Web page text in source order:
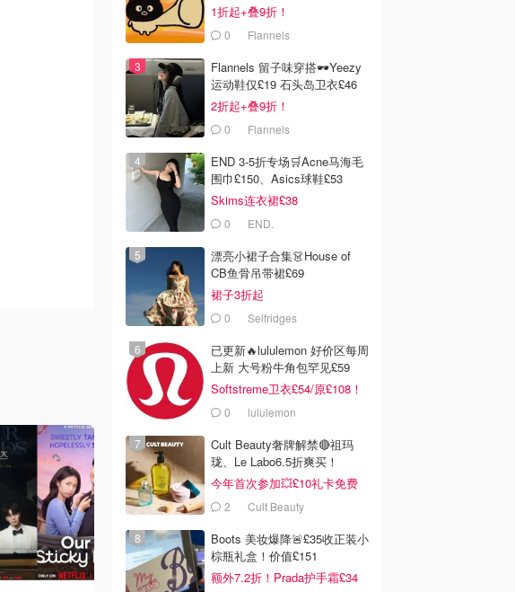
£63
1折起+叠9折！
0 Flannels
Flannels 留子味穿搭🕶️Yeezy
运动鞋仅£19 石头岛卫衣£46
2折起+叠9折！
0 Flannels
END 3-5折专场🛒Acne马海毛
围巾£150、Asics球鞋£53
Skims连衣裙£38
0 END.
漂亮小裙子合集👗House of
CB鱼骨吊带裙£69
裙子3折起
0 Selfridges
已更新🔥lululemon 好价区每周
上新 大号粉牛角包罕见£59
Softstreme卫衣£54/原£108！
0 lululemon
Cult Beauty奢牌解禁🔴祖玛
珑、Le Labo6.5折爽买！
今年首次参加💥£10礼卡免费
拿 2 Cult Beauty
Boots 美妆爆降🚨£35收正装小
棕瓶礼盒！价值£151
额外7.2折！Prada护手霜£34